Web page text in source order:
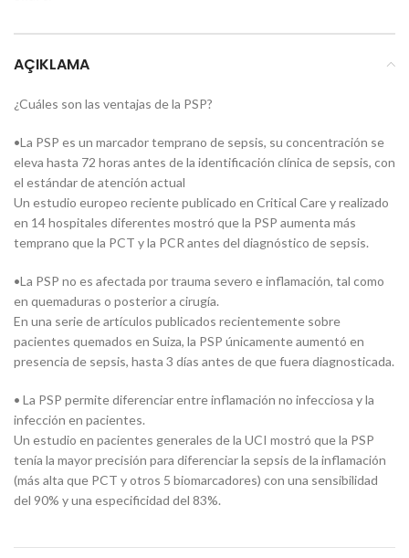
AÇIKLAMA
¿Cuáles son las ventajas de la PSP?
•La PSP es un marcador temprano de sepsis, su concentración se
eleva hasta 72 horas antes de la identificación clínica de sepsis, con
el estándar de atención actual
Un estudio europeo reciente publicado en Critical Care y realizado
en 14 hospitales diferentes mostró que la PSP aumenta más
temprano que la PCT y la PCR antes del diagnóstico de sepsis.
•La PSP no es afectada por trauma severo e inflamación, tal como
en quemaduras o posterior a cirugía.
En una serie de artículos publicados recientemente sobre
pacientes quemados en Suiza, la PSP únicamente aumentó en
presencia de sepsis, hasta 3 días antes de que fuera diagnosticada.
• La PSP permite diferenciar entre inflamación no infecciosa y la
infección en pacientes.
Un estudio en pacientes generales de la UCI mostró que la PSP
tenía la mayor precisión para diferenciar la sepsis de la inflamación
(más alta que PCT y otros 5 biomarcadores) con una sensibilidad
del 90% y una especificidad del 83%.